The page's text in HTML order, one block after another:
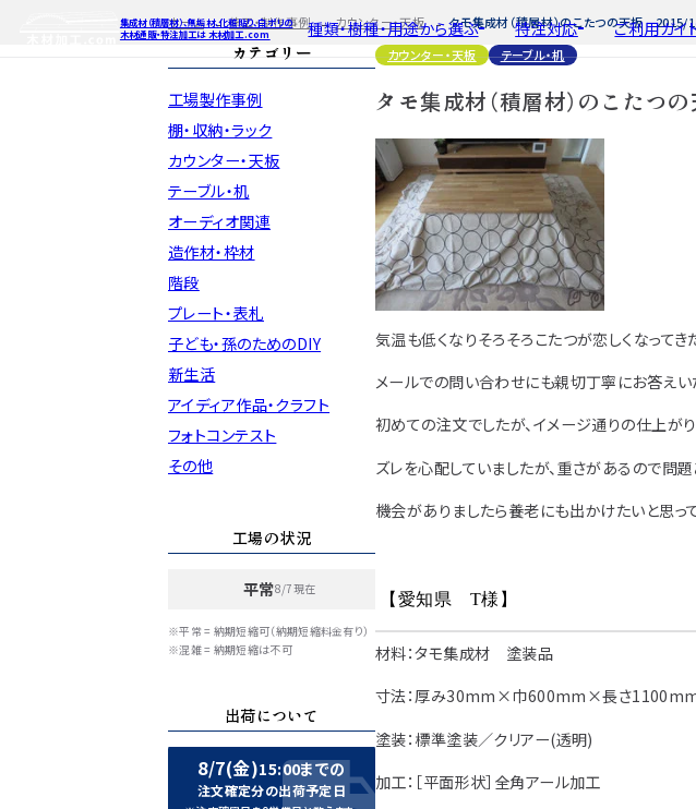
集成材（積層材）、無垢材、化粧貼り、白ポリの
木材通販・特注加工は 木材加工.com
種類・樹種・用途から選ぶ
種類・樹種・用途から選ぶ Choose by Type
自動お見積もり・ご注文はこちらから
カット・塗装のみ
カット・加工・塗装
フルオーダー集成材(積層材)
2D/3D
図面をお持ちの方へ
今すぐお見積もり依頼
関連商品
特注対応
自動お見積もり・ご注文はこちらから
カット・塗装のみ
カット・加工・塗装
フルオーダー集成材(積層材)
2D/3D
イメージ
図面をお持ちの方へ
今すぐお見積もり依頼
関連商品
平面加工
ご利用ガイ
ご利用ガイド
自動お見積もり・ご注文はこちらから
カット・塗装のみ
カット・加工・塗装
フルオーダー 集成材(積層材)
2D/3D
イメージ
図面をお持ちの方へ
今すぐお見積もり依頼
関連商品
施工・制作事例
自動お見積もり・ご注文
カット・塗装のみ
カット・加工・塗装
フルオーダー
今すぐお見積もり依頼
関連商品
ホーム 施工・制作事例 カウンター・天板 タモ集成材（積層材）のこたつの天板 2015/
カウンター・天板 テーブル・机
タモ集成材（積層材）のこたつ
気温も低くなりそろそろこたつが恋しくなって
メールでの問い合わせにも親切丁寧にお答えい
初めての注文でしたが、イメージ通りの仕上がり
ズレを心配していましたが、重さがあるので問題
機会がありましたら養老にも出かけたいと思って
【愛知県 T様 】
材料：タモ集成材 塗装品
寸法：厚み30mm×巾600mm×長さ
塗装：標準塗装／クリアー(透明)
加工：［平面形状］全角アール加工
カテゴリー
工場製作事例
棚・収納・ラック
カウンター・天板
テーブル・机
オーディオ関連
造作材・枠材
階段
プレート・表札
子ども・孫のためのDIY
新生活
アイディア作品・クラフト
フォトコンテスト
その他
工場の状況
平常8/7現在
※平常 = 納期短縮可（納期短縮料金有り）
※混雑 = 納期短縮は不可
出荷について
8/7(金)15:00までの
注文確定分の出荷予定日